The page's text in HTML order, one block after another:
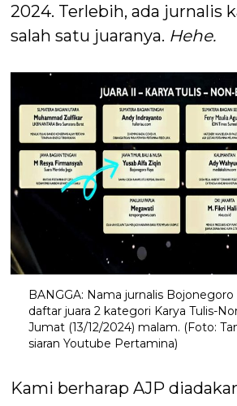
2024. Terlebih, ada jurnalis
salah satu juaranya. Hehe.
BANGGA: Nama jurnalis
daftar juara 2 kategori Karya Tulis-
Jumat (13/12/2024) malam. (Foto:
siaran Youtube Pertamina)
Kami berharap AJP